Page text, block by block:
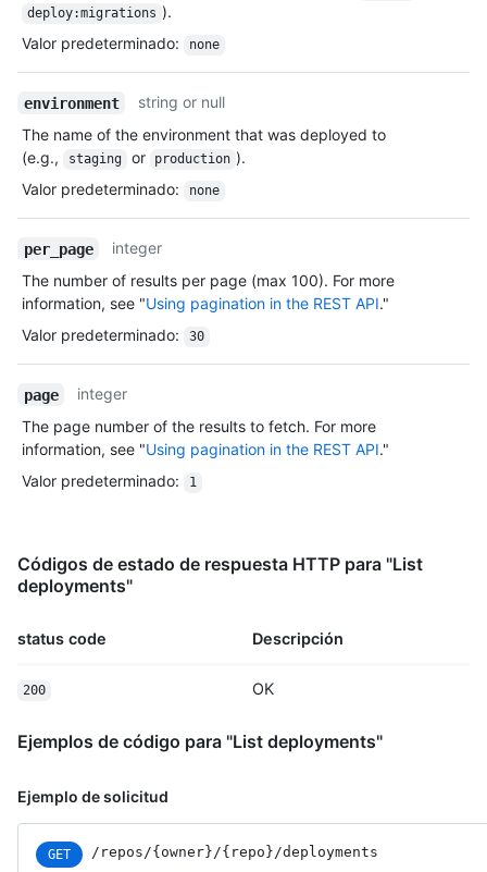
deploy:migrations ).
Valor predeterminado: none
environment
string or null
The name of the environment that was deployed to
(e.g.,
staging or production ).
Valor predeterminado: none
per_page
integer
The number of results per page (max 100). For more
information, see "Using pagination in the REST API."
Valor predeterminado: 30
page
integer
The page number of the results to fetch. For more
information, see "Using pagination in the REST API."
Valor predeterminado: 1
Códigos de estado de respuesta HTTP para "List
deployments"
status code Descripción
200 OK
Ejemplos de código para "List deployments"
Ejemplo de solicitud
GET /repos/{owner}/{repo}/deployments